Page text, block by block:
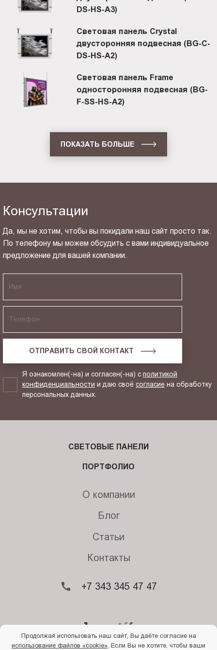
DS-HS-A3)
Световая панель Crystal
двусторонняя подвесная (BG-C-
DS-HS-A2)
Световая панель Frame
односторонняя подвесная (BG-
F-SS-HS-A2)
ПОКАЗАТЬ БОЛЬШЕ
Консультации
Да, мы не хотим, чтобы вы покидали наш сайт просто так.
По телефону мы можем обсудить с вами индивидуальное
предложение для вашей компании.
ОТПРАВИТЬ СВОЙ КОНТАКТ
Я ознакомлен(-на) и согласен(-на) сполитикой
конфиденциальности и даю своёсогласие на обработку
персональных данных.
СВЕТОВЫЕ ПАНЕЛИ
ПОРТФОЛИО
О компании
Блог
Статьи
Контакты
+7 343 345 47 47
Продолжая использовать наш сайт, Вы даёте согласие на
использование файлов «cookie» . Если Вы не хотите, чтобы ваши